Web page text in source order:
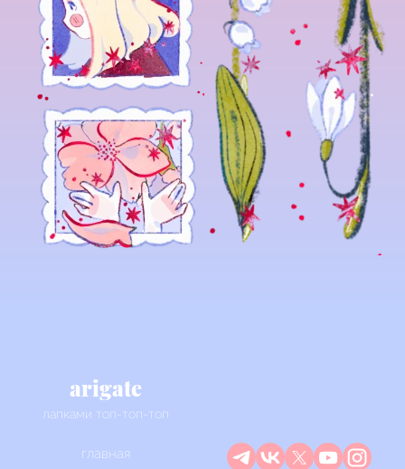
arigate
лапками топ-топ-топ
главная